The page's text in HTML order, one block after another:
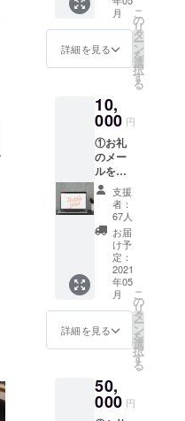
なさま
からの
をうか
がった
す。 ご
質問に
も、で
きる限
りお答
えした
いと思
いま
す。
（ご質
問があ
る方
は、備
考欄に
けます
と幸い
です
が、な
ター
ン】
「多胎
につい
にご招
待致し
ます
（zoom
5月開催
予
定）。
当日ご
参加が
難しい
方に
は、録
画映像
のURL
を、
メール
にてお
胎妊
娠・出
月
詳細を見る
こ
の
リ
タ
ー
ン
を
選
択
す
る
10,
000 円
①お礼
のメー
ルをお
送りい
たしま
す。②
ご希望
の方の
み、お
名前を
関東多
胎ネッ
トの
ウェブ
サイト
いただ
きます
（文字
支援
者：
67人
お届
け予
定：
2021
年05
月
詳細を見る
こ
の
リ
タ
ー
ン
を
選
択
す
る
50,
000 円